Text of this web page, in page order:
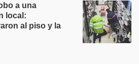
a una
local:
al piso y la